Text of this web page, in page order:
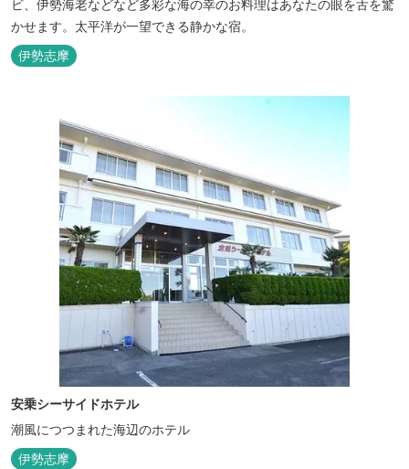
ビ、伊勢海老などなど多彩な海の幸のお料理はあなたの眼を舌を驚
かせます。太平洋が一望できる静かな宿。
伊勢志摩
安乗シーサイドホテル
潮風につつまれた海辺のホテル
伊勢志摩